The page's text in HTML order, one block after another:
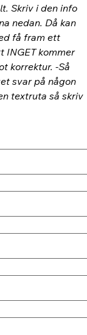
Skriv i den info
nedan. Då kan
få fram ett
INGET kommer
korrektur. -Så
svar på någon
textruta så skriv